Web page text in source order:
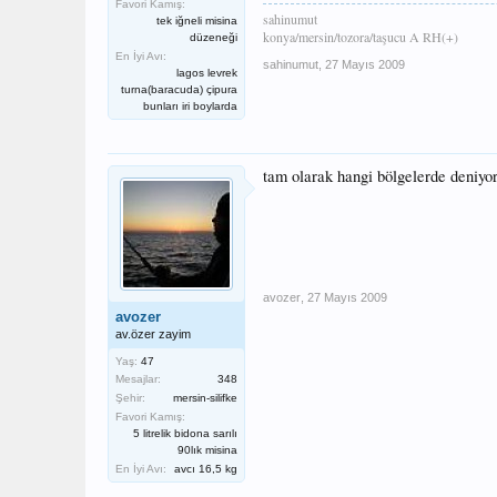
Favori Kamış:
tek iğneli misina
düzeneği
En İyi Avı:
lagos levrek
turna(baracuda) çipura
bunları iri boylarda
sahinumut
konya/mersin/tozora/taşucu A RH(+)
sahinumut 27 Mayıs 2009
avozer
av.özer zayim
Yaş: 47
Mesajlar:
348
Şehir:
mersin-silifke
Favori Kamış:
5 litrelik bidona sarılı
90lık misina
En İyi Avı:
avcı 16,5 kg
tam olarak hangi bölgelerde
avozer 27 Mayıs 2009